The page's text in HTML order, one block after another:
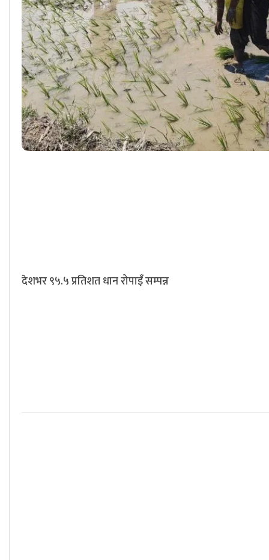
देशभर ९५.५ प्रतिशत धान रोपाइँ सम्पन्न